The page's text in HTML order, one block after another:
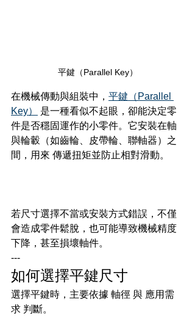
平鍵（Parallel Key）
在機械傳動與組裝中， 平鍵（Parallel
Key）
是一種看似不起眼，卻能決定零
件是否穩固運作的小零件。它安裝在軸
與輪轂（如齒輪、皮帶輪、聯軸器）之
間，用來 傳遞扭矩並防止相對滑動。
若尺寸選擇不當或安裝方式錯誤，不僅
會造成零件鬆脫，也可能導致機械精度
下降，甚至損壞軸件。
---
如何選擇平鍵尺寸
選擇平鍵時，主要依據 軸徑 與 應用需
求 判斷。